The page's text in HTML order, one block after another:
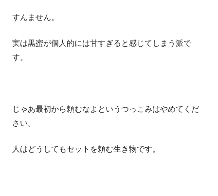
すんません。
実は黒蜜が個人的には甘すぎると感じてしまう派で
す。
じゃあ最初から頼むなよというつっこみはやめてくだ
さい。
人はどうしてもセットを頼む生き物です。